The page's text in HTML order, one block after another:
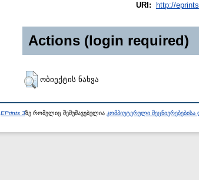
URI:
http://
Actions (login required)
ობიექტის ნახვა
EPrints 3ზე რომელიც შემუშავებულია კომპიუტერული